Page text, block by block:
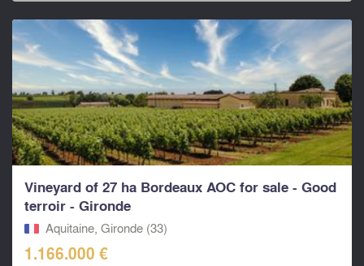
Vineyard of 27 ha Bordeaux AOC for sale - Good
terroir - Gironde
Aquitaine, Gironde (33)
1.166.000 €